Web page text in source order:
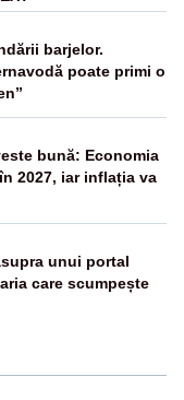
barjelor.
poate primi o
bună: Economia
2027, iar inflația va
unui portal
care scumpește